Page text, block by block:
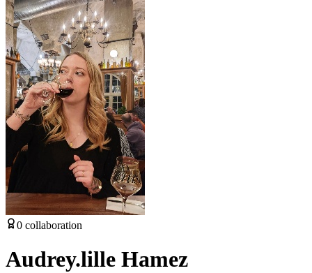
0 collaboration
Audrey.lille Hamez